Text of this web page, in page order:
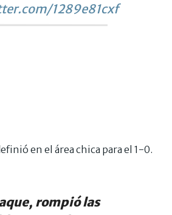
1289e81cxf
en el área chica para el 1-0.
rompió las